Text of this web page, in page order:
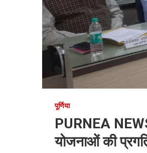
पूर्णिया
PURNEA
योजनाओं की